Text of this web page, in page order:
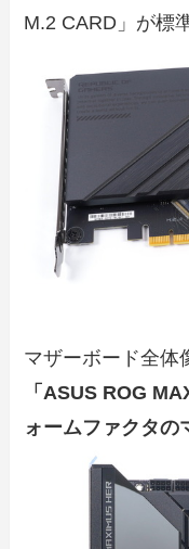
M.2 CARD」が標
マザーボード全体
「ASUS ROG
ォームファクタの